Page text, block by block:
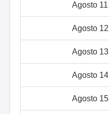
Agosto 11
Agosto 12
Agosto 13
Agosto 14
Agosto 15